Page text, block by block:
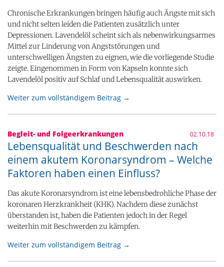
Chronische Erkrankungen bringen häufig auch Ängste mit sich
und nicht selten leiden die Patienten zusätzlich unter
Depressionen. Lavendelöl scheint sich als nebenwirkungsarmes
Mittel zur Linderung von Angststörungen und
unterschwelligen Ängsten zu eignen, wie die vorliegende Studie
zeigte. Eingenommen in Form von Kapseln konnte sich
Lavendelöl positiv auf Schlaf und Lebensqualität auswirken.
Weiter zum vollständigem Beitrag →
Begleit- und Folgeerkrankungen 02.10.18
Lebensqualität und Beschwerden nach
einem akutem Koronarsyndrom – Welche
Faktoren haben einen Einfluss?
Das akute Koronarsyndrom ist eine lebensbedrohliche Phase der
koronaren Herzkrankheit (KHK). Nachdem diese zunächst
überstanden ist, haben die Patienten jedoch in der Regel
weiterhin mit Beschwerden zu kämpfen.
Weiter zum vollständigem Beitrag →